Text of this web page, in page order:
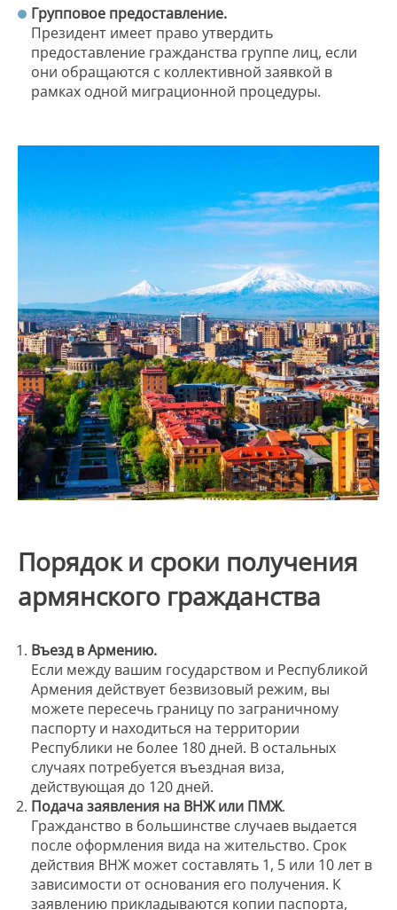
Групповое предоставление.
Президент имеет право утвердить
предоставление гражданства группе лиц, если
они обращаются с коллективной заявкой в
рамках одной миграционной процедуры.
Порядок и сроки получения
армянского гражданства
Въезд в Армению.
Если между вашим государством и Республикой
Армения действует безвизовый режим, вы
можете пересечь границу по заграничному
паспорту и находиться на территории
Республики не более 180 дней. В остальных
случаях потребуется въездная виза,
действующая до 120 дней.
Подача заявления на ВНЖ или ПМЖ.
Гражданство в большинстве случаев выдается
после оформления вида на жительство. Срок
действия ВНЖ может составлять 1, 5 или 10 лет в
зависимости от основания его получения. К
заявлению прикладываются копии паспорта,